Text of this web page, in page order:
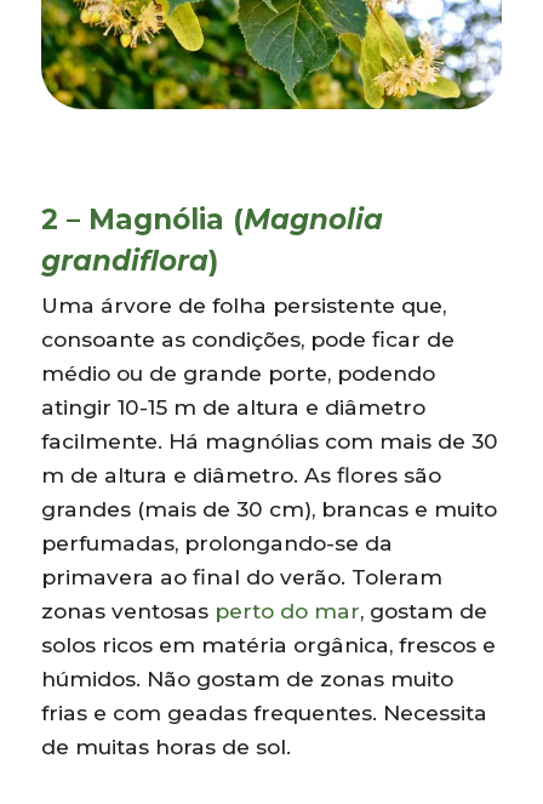
2 – Magnólia (Magnolia
grandiflora)
Uma árvore de folha persistente que,
consoante as condições, pode ficar de
médio ou de grande porte, podendo
atingir 10-15 m de altura e diâmetro
facilmente. Há magnólias com mais de 30
m de altura e diâmetro. As flores são
grandes (mais de 30 cm), brancas e muito
perfumadas, prolongando-se da
primavera ao final do verão. Toleram
zonas ventosas perto do mar, gostam de
solos ricos em matéria orgânica, frescos e
húmidos. Não gostam de zonas muito
frias e com geadas frequentes. Necessita
de muitas horas de sol.